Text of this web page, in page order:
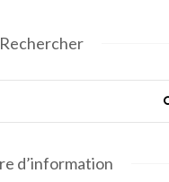
Rechercher
d’information